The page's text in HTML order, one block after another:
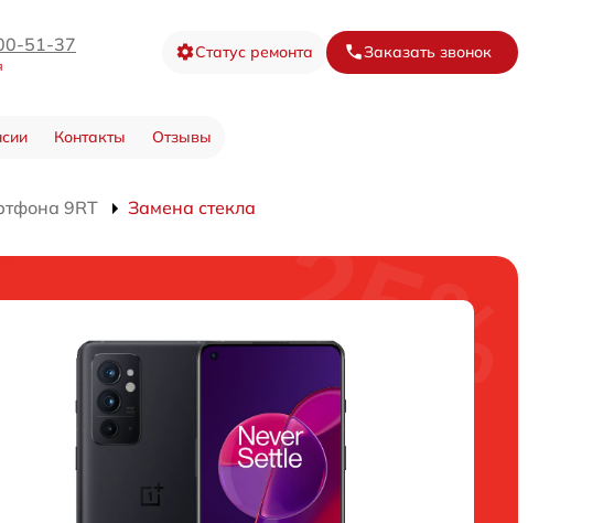
51-37 Статус ремонта Заказать звонок
Контакты Отзывы
9RT Замена стекла